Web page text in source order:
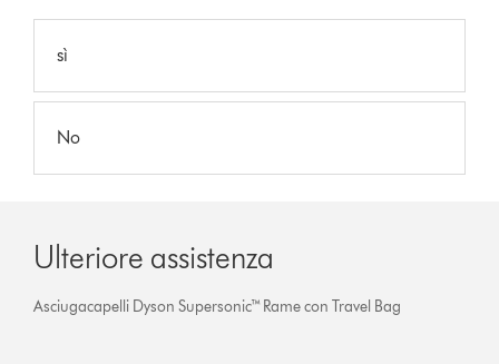
sì
No
Ulteriore assistenza
Asciugacapelli Dyson Supersonic™ Rame con Travel Bag